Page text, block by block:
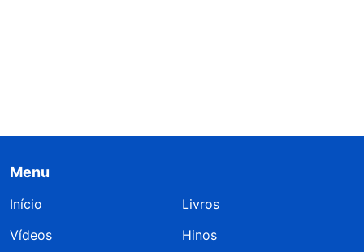
Menu
Início
Livros
Vídeos
Hinos